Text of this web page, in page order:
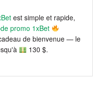
est simple et rapide,
promo 1xBet
de bienvenue — le
130 $.